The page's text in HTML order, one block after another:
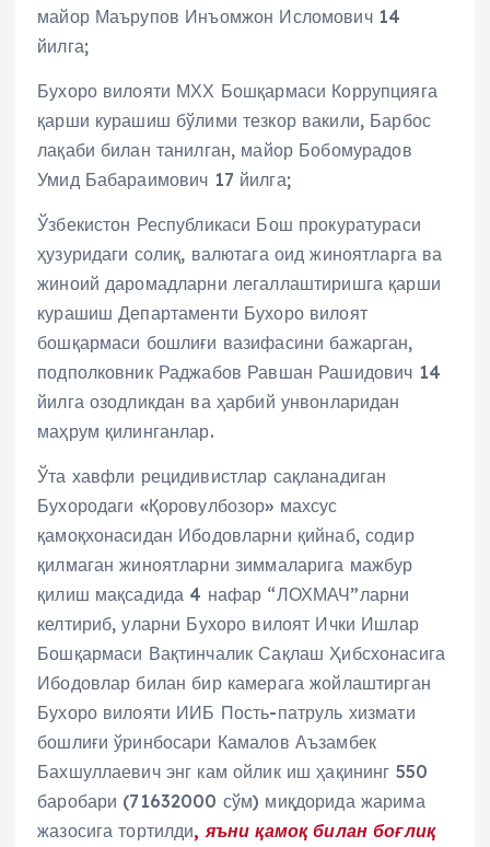
майор Маърупов Инъомжон Исломович 14
йилга;
Бухоро вилояти МХХ Бошқармаси Коррупцияга
қарши курашиш бўлими тезкор вакили, Барбос
лақаби билан танилган, майор Бобомурадов
Умид Бабараимович 17 йилга;
Ўзбекистон Республикаси Бош прокуратураси
ҳузуридаги солиқ, валютага оид жиноятларга ва
жиноий даромадларни легаллаштиришга қарши
курашиш Департаменти Бухоро вилоят
бошқармаси бошлиғи вазифасини бажарган,
подполковник Раджабов Равшан Рашидович 14
йилга озодликдан ва ҳарбий унвонларидан
маҳрум қилинганлар.
Ўта хавфли рецидивистлар сақланадиган
Бухородаги «Қоровулбозор» махсус
қамоқхонасидан Ибодовларни қийнаб, содир
қилмаган жиноятларни зиммаларига мажбур
қилиш мақсадида 4 нафар “ЛОХМАЧ”ларни
келтириб, уларни Бухоро вилоят Ички Ишлар
Бошқармаси Вақтинчалик Сақлаш Ҳибсхонасига
Ибодовлар билан бир камерага жойлаштирган
Бухоро вилояти ИИБ Пость-патруль хизмати
бошлиғи ўринбосари Камалов Аъзамбек
Бахшуллаевич энг кам ойлик иш ҳақининг 550
баробари (71632000 сўм) миқдорида жарима
жазосига тортилди, яъни қамоқ билан боғлиқ